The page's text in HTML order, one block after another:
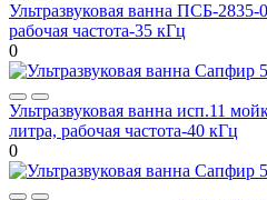
Ультразвуковая ванна ПСБ-
рабочая частота-35 кГц
0
Ультразвуковая ванна исп.11
литра, рабочая частота-40 кГц
0